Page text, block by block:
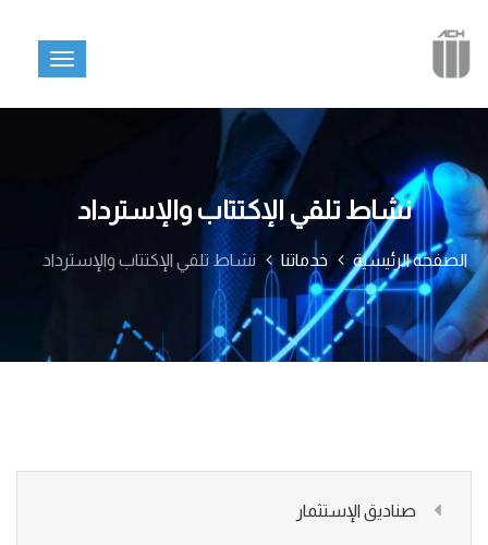
نشاط تلقي الإكتتاب والإسترداد
الصفحة الرئيسية خدماتنا نشاط تلقي الإكتتاب والإسترداد
صناديق الإستثمار